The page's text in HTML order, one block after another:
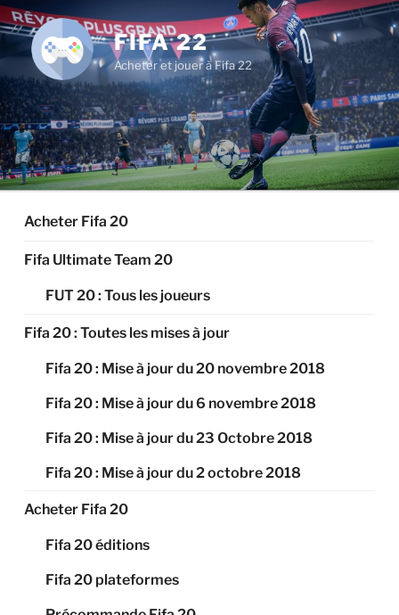
Aller
au
contenu
principal
FIFA 22
Acheter et jouer à Fifa 22
Acheter Fifa 20
Fifa Ultimate Team 20
FUT 20 : Tous les joueurs
Fifa 20 : Toutes les mises à jour
Fifa 20 : Mise à jour du 20 novembre 2018
Fifa 20 : Mise à jour du 6 novembre 2018
Fifa 20 : Mise à jour du 23 Octobre 2018
Fifa 20 : Mise à jour du 2 octobre 2018
Acheter Fifa 20
Fifa 20 éditions
Fifa 20 plateformes